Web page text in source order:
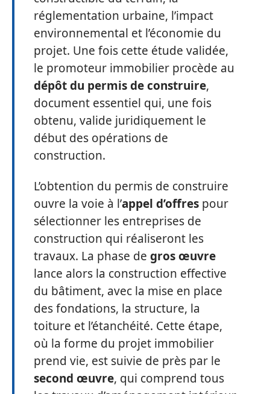
réglementation urbaine, l’impact
environnemental et l’économie du
projet. Une fois cette étude validée,
le promoteur immobilier procède au
dépôt du permis de construire,
document essentiel qui, une fois
obtenu, valide juridiquement le
début des opérations de
construction.
L’obtention du permis de construire
ouvre la voie à l’appel d’offres pour
sélectionner les entreprises de
construction qui réaliseront les
travaux. La phase de gros œuvre
lance alors la construction effective
du bâtiment, avec la mise en place
des fondations, la structure, la
toiture et l’étanchéité. Cette étape,
où la forme du projet immobilier
prend vie, est suivie de près par le
second œuvre, qui comprend tous